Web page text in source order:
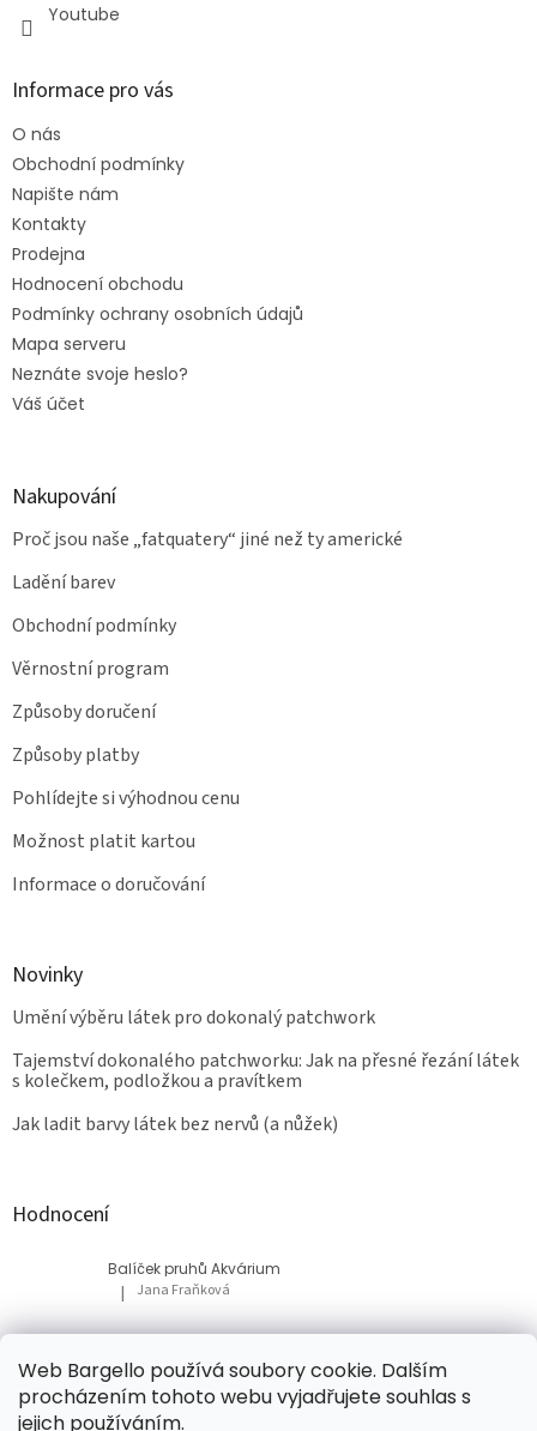
Web Bargello používá soubory cookie. Dalším
procházením tohoto webu vyjadřujete souhlas s
jejich používáním.
Youtube
Informace pro vás
O nás
Obchodní podmínky
Napište nám
Kontakty
Prodejna
Hodnocení obchodu
Podmínky ochrany osobních údajů
Mapa serveru
Neznáte svoje heslo?
Váš účet
Nakupování
Proč jsou naše „fatquatery“ jiné než ty americké
Ladění barev
Obchodní podmínky
Věrnostní program
Způsoby doručení
Způsoby platby
Pohlídejte si výhodnou cenu
Možnost platit kartou
Informace o doručování
Novinky
Umění výběru látek pro dokonalý patchwork
Tajemství dokonalého patchworku: Jak na přesné řezání látek
s kolečkem, podložkou a pravítkem
Jak ladit barvy látek bez nervů (a nůžek)
Hodnocení
Balíček pruhů Akvárium
Hodnocení produktu je 5 z 5 hvězdiček.
| Jana Fraňková
Balíček Lesní med
Hodnocení produktu je 5 z 5 hvězdiček.
| Tatiana Bacikova